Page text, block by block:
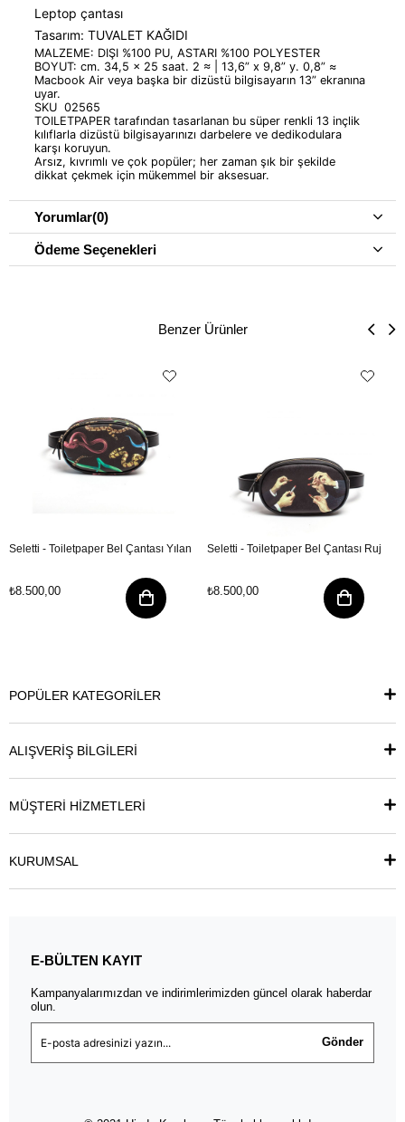
Leptop çantası
Tasarım: TUVALET KAĞIDI
MALZEME: DIŞI %100 PU, ASTARI %100 POLYESTER
BOYUT: cm. 34,5 x 25 saat. 2 ≈ | 13,6” x 9,8” y. 0,8” ≈
Macbook Air veya başka bir dizüstü bilgisayarın 13” ekranına
uyar.
SKU 02565
TOILETPAPER tarafından tasarlanan bu süper renkli 13 inçlik
kılıflarla dizüstü bilgisayarınızı darbelere ve dedikodulara
karşı koruyun.
Arsız, kıvrımlı ve çok popüler; her zaman şık bir şekilde
dikkat çekmek için mükemmel bir aksesuar.
Yorumlar(0)
Ödeme Seçenekleri
Benzer Ürünler
Seletti - Toiletpaper Bel Çantası Yılan
₺8.500,00
Seletti - Toiletpaper Bel Çantası Ruj
₺8.500,00
POPÜLER KATEGORİLER
ALIŞVERİŞ BİLGİLERİ
MÜŞTERİ HİZMETLERİ
KURUMSAL
E-BÜLTEN KAYIT
Kampanyalarımızdan ve indirimlerimizden güncel olarak haberdar
olun.
Gönder